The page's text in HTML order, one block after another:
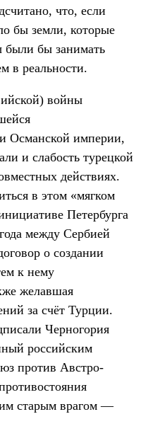
что, если
бы земли, которые
были бы занимать
в реальности.
войны
Османской империи,
и слабость турецкой
действиях.
в этом «мягком
Петербурга
между Сербией
о создании
к нему
желавшая
за счёт Турции.
Черногория
российским
против Австро-
старым врагом —